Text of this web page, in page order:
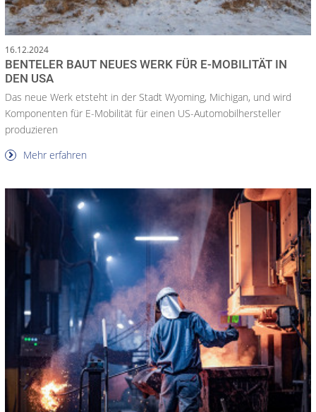
16.12.2024
BENTELER BAUT NEUES WERK FÜR E-MOBILITÄT IN
DEN USA
Das neue Werk etsteht in der Stadt Wyoming, Michigan, und wird
Komponenten für E-Mobilität für einen US-Automobilhersteller
produzieren
Mehr erfahren